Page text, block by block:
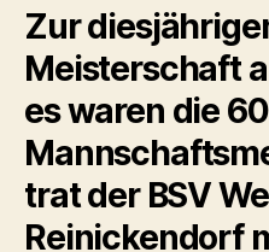
Zur
Meisterschaft
es waren die
trat der BSV
Reinickendorf